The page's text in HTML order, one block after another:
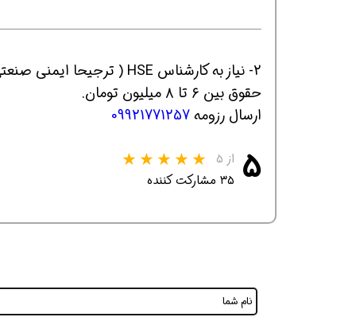
2- نیاز به کارشناس HSE ( ترجیحا ایمنی صنعتی) جهت کار در پروژه عسلویه
حقوق بین ۶ تا ۸ میلیون تومان.
ارسال رزومه09921771257
۵ از ۵
۳۵ مشارکت کننده
همین حالا بگیرش همین حالا بگیرش